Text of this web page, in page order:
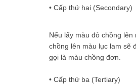
• Cấp thứ hai (Secondary)
Nếu lấy màu đỏ chồng
chồng lên màu lục lam sẽ
gọi là màu chồng đơn.
• Cấp thứ ba (Tertiary)